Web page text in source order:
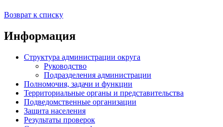
Возврат к списку
Информация
Структура администрации округа
Руководство
Подразделения администрации
Полномочия, задачи и функции
Территориальные органы и представительства
Подведомственные организации
Защита населения
Результаты проверок